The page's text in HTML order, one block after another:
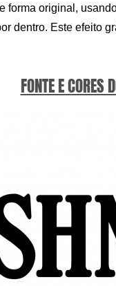
forma original,
dentro. Este efeito
FONTE E CORES